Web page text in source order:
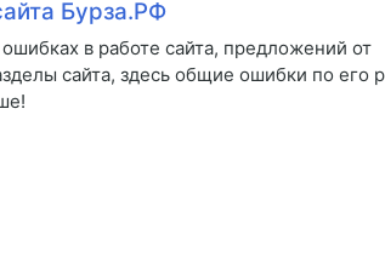
Бурза.РФ
в работе сайта, предложений от
сайта, здесь общие ошибки по его